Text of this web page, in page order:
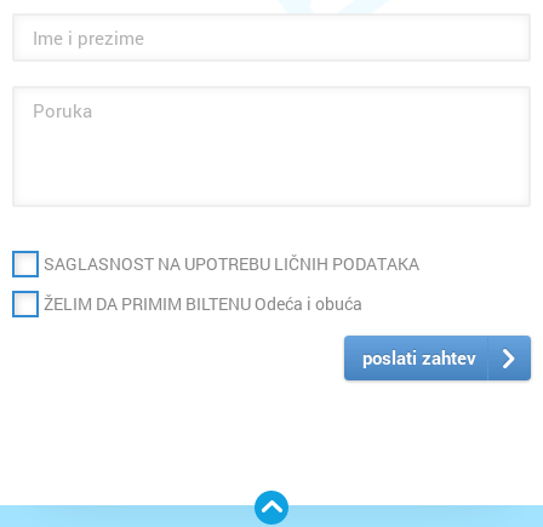
SAGLASNOST NA UPOTREBU LIČNIH PODATAKA
ŽELIM DA PRIMIM BILTENU Odeća i obuća
poslati zahtev